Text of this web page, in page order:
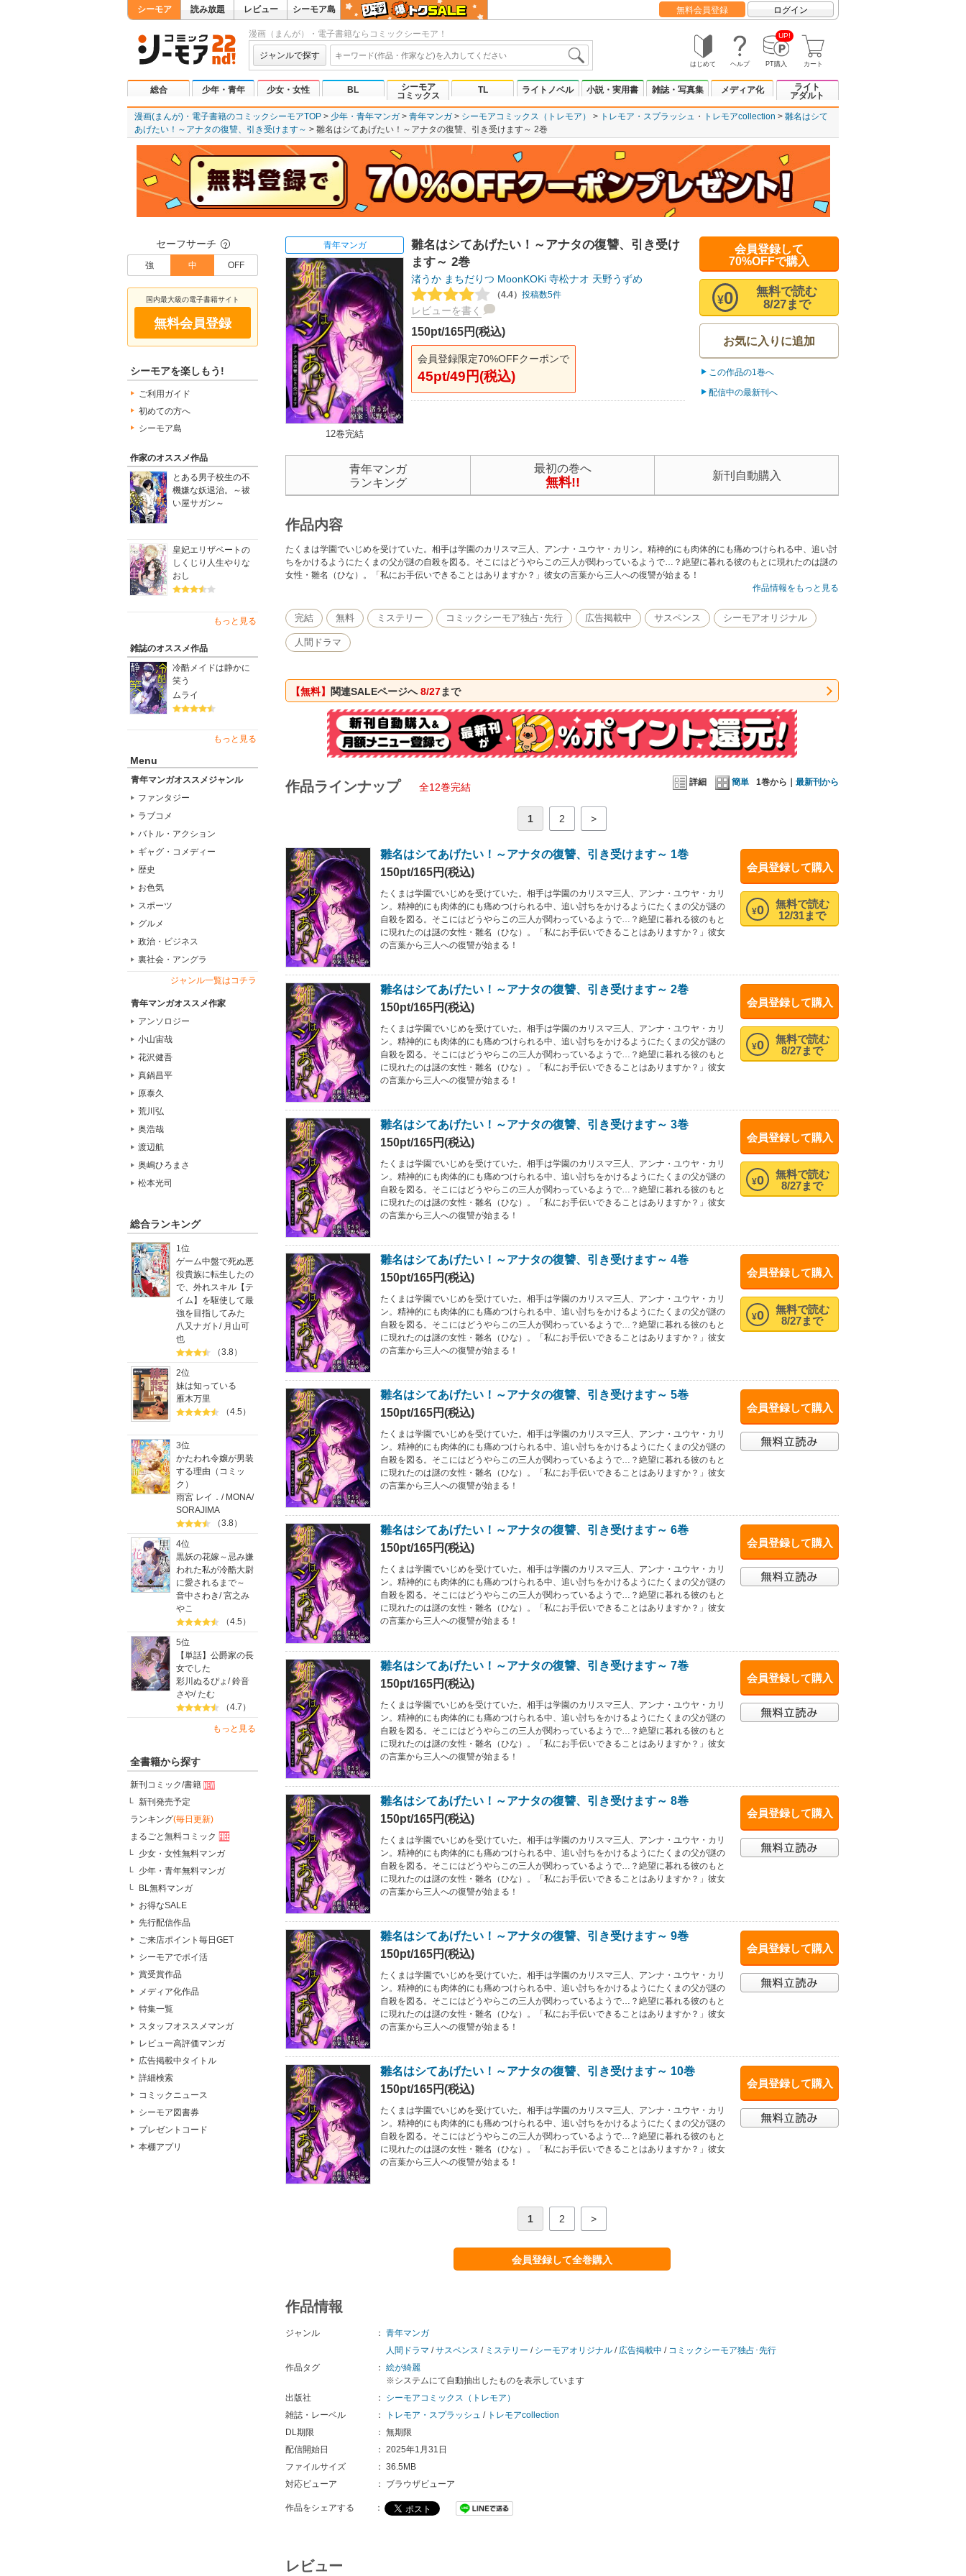
シーモア 読み放題 レビュー シーモア島 無料会員登録 ログイン
漫画（まんが）・電子書籍ならコミックシーモア！
ジャンルで探す
はじめて ヘルプ
UP!
PT購入 カート
総合 少年・青年 少女・女性 BL
シーモア
コミックス
TL ライトノベル 小説・実用書 雑誌・写真集 メディア化
ライト
アダルト
漫画(まんが)・電子書籍のコミックシーモアTOP 少年・青年マンガ 青年マンガ シーモアコミックス（トレモア） トレモア・スプラッシュ トレモアcollection
雛名はシて
あげたい！～アナタの復讐、引き受けます～
雛名はシてあげたい！～アナタの復讐、引き受けます～ 2巻
セーフサーチ ？
強 中 OFF
国内最大級の電子書籍サイト
無料会員登録
シーモアを楽しもう!
ご利用ガイド
初めての方へ
シーモア島
作家のオススメ作品
とある男子校生の不
機嫌な妖退治。～祓
い屋サガン～
皇妃エリザベートの
しくじり人生やりな
おし
もっと見る
雑誌のオススメ作品
冷酷メイドは静かに
笑う
ムライ
もっと見る
Menu
青年マンガオススメジャンル
ファンタジー
ラブコメ
バトル・アクション
ギャグ・コメディー
歴史
お色気
スポーツ
グルメ
政治・ビジネス
裏社会・アングラ
ジャンル一覧はコチラ
青年マンガオススメ作家
アンソロジー
小山宙哉
花沢健吾
真鍋昌平
原泰久
荒川弘
奥浩哉
渡辺航
奥嶋ひろまさ
松本光司
総合ランキング
1位
ゲーム中盤で死ぬ悪
役貴族に転生したの
で、外れスキル【テ
イム】を駆使して最
強を目指してみた
八又ナガト / 月山可
也
（3.8）
2位
妹は知っている
雁木万里
（4.5）
3位
かたわれ令嬢が男装
する理由（コミッ
ク）
雨宮 レイ． / MONA/
SORAJIMA
（3.8）
4位
黒妖の花嫁～忌み嫌
われた私が冷酷大尉
に愛されるまで～
音中さわき/宮之み
やこ
（4.5）
5位
【単話】公爵家の長
女でした
彩川ぬるぴょ /鈴音
さや/たむ
（4.7）
もっと見る
全書籍から探す
新刊コミック/書籍
新刊発売予定
ランキング(毎日更新)
まるごと無料コミック
少女・女性無料マンガ
少年・青年無料マンガ
BL無料マンガ
お得なSALE
先行配信作品
ご来店ポイント毎日GET
シーモアでポイ活
賞受賞作品
メディア化作品
特集一覧
スタッフオススメマンガ
レビュー高評価マンガ
広告掲載中タイトル
詳細検索
コミックニュース
シーモア図書券
プレゼントコード
本棚アプリ
青年マンガ
12巻完結
雛名はシてあげたい！～アナタの復讐、引き受け
ます～ 2巻
渚うか まちだりつ MoonKOKi 寺松ナオ 天野うずめ
（4.4） 投稿数5件
レビューを書く
150pt/165円(税込)
会員登録限定70%OFFクーポンで
45pt/49円(税込)
会員登録して
70%OFFで購入
無料で読む
8/27まで
¥0
お気に入りに追加
この作品の1巻へ
配信中の最新刊へ
青年マンガ
ランキング
最初の巻へ
無料!! 新刊自動購入
作品内容
たくまは学園でいじめを受けていた。相手は学園のカリスマ三人、アンナ・ユウヤ・カリン。精神的にも肉体的にも痛めつけられる中、追い討
ちをかけるようにたくまの父が謎の自殺を図る。そこにはどうやらこの三人が関わっているようで…？絶望に暮れる彼のもとに現れたのは謎の
女性・雛名（ひな）。「私にお手伝いできることはありますか？」彼女の言葉から三人への復讐が始まる！
作品情報をもっと見る
完結 無料 ミステリー コミックシーモア独占･先行 広告掲載中 サスペンス シーモアオリジナル
人間ドラマ
【無料】 関連SALEページへ8/27まで
詳細 簡単 1巻から｜ 最新刊から
作品ラインナップ 全12巻完結
1 2 >
会員登録して購入
無料で読む
12/31まで
¥0
雛名はシてあげたい！～アナタの復讐、引き受けます～ 1巻
150pt/165円(税込)
たくまは学園でいじめを受けていた。相手は学園のカリスマ三人、アンナ・ユウヤ・カリ
ン。精神的にも肉体的にも痛めつけられる中、追い討ちをかけるようにたくまの父が謎の
自殺を図る。そこにはどうやらこの三人が関わっているようで…？絶望に暮れる彼のもと
に現れたのは謎の女性・雛名（ひな）。「私にお手伝いできることはありますか？」彼女
の言葉から三人への復讐が始まる！
会員登録して購入
無料で読む
8/27まで
¥0
雛名はシてあげたい！～アナタの復讐、引き受けます～ 2巻
150pt/165円(税込)
たくまは学園でいじめを受けていた。相手は学園のカリスマ三人、アンナ・ユウヤ・カリ
ン。精神的にも肉体的にも痛めつけられる中、追い討ちをかけるようにたくまの父が謎の
自殺を図る。そこにはどうやらこの三人が関わっているようで…？絶望に暮れる彼のもと
に現れたのは謎の女性・雛名（ひな）。「私にお手伝いできることはありますか？」彼女
の言葉から三人への復讐が始まる！
会員登録して購入
無料で読む
8/27まで
¥0
雛名はシてあげたい！～アナタの復讐、引き受けます～ 3巻
150pt/165円(税込)
たくまは学園でいじめを受けていた。相手は学園のカリスマ三人、アンナ・ユウヤ・カリ
ン。精神的にも肉体的にも痛めつけられる中、追い討ちをかけるようにたくまの父が謎の
自殺を図る。そこにはどうやらこの三人が関わっているようで…？絶望に暮れる彼のもと
に現れたのは謎の女性・雛名（ひな）。「私にお手伝いできることはありますか？」彼女
の言葉から三人への復讐が始まる！
会員登録して購入
無料で読む
8/27まで
¥0
雛名はシてあげたい！～アナタの復讐、引き受けます～ 4巻
150pt/165円(税込)
たくまは学園でいじめを受けていた。相手は学園のカリスマ三人、アンナ・ユウヤ・カリ
ン。精神的にも肉体的にも痛めつけられる中、追い討ちをかけるようにたくまの父が謎の
自殺を図る。そこにはどうやらこの三人が関わっているようで…？絶望に暮れる彼のもと
に現れたのは謎の女性・雛名（ひな）。「私にお手伝いできることはありますか？」彼女
の言葉から三人への復讐が始まる！
会員登録して購入
雛名はシてあげたい！～アナタの復讐、引き受けます～ 5巻
150pt/165円(税込)
たくまは学園でいじめを受けていた。相手は学園のカリスマ三人、アンナ・ユウヤ・カリ
ン。精神的にも肉体的にも痛めつけられる中、追い討ちをかけるようにたくまの父が謎の
自殺を図る。そこにはどうやらこの三人が関わっているようで…？絶望に暮れる彼のもと
に現れたのは謎の女性・雛名（ひな）。「私にお手伝いできることはありますか？」彼女
の言葉から三人への復讐が始まる！
会員登録して購入
雛名はシてあげたい！～アナタの復讐、引き受けます～ 6巻
150pt/165円(税込)
たくまは学園でいじめを受けていた。相手は学園のカリスマ三人、アンナ・ユウヤ・カリ
ン。精神的にも肉体的にも痛めつけられる中、追い討ちをかけるようにたくまの父が謎の
自殺を図る。そこにはどうやらこの三人が関わっているようで…？絶望に暮れる彼のもと
に現れたのは謎の女性・雛名（ひな）。「私にお手伝いできることはありますか？」彼女
の言葉から三人への復讐が始まる！
会員登録して購入
雛名はシてあげたい！～アナタの復讐、引き受けます～ 7巻
150pt/165円(税込)
たくまは学園でいじめを受けていた。相手は学園のカリスマ三人、アンナ・ユウヤ・カリ
ン。精神的にも肉体的にも痛めつけられる中、追い討ちをかけるようにたくまの父が謎の
自殺を図る。そこにはどうやらこの三人が関わっているようで…？絶望に暮れる彼のもと
に現れたのは謎の女性・雛名（ひな）。「私にお手伝いできることはありますか？」彼女
の言葉から三人への復讐が始まる！
会員登録して購入
雛名はシてあげたい！～アナタの復讐、引き受けます～ 8巻
150pt/165円(税込)
たくまは学園でいじめを受けていた。相手は学園のカリスマ三人、アンナ・ユウヤ・カリ
ン。精神的にも肉体的にも痛めつけられる中、追い討ちをかけるようにたくまの父が謎の
自殺を図る。そこにはどうやらこの三人が関わっているようで…？絶望に暮れる彼のもと
に現れたのは謎の女性・雛名（ひな）。「私にお手伝いできることはありますか？」彼女
の言葉から三人への復讐が始まる！
会員登録して購入
雛名はシてあげたい！～アナタの復讐、引き受けます～ 9巻
150pt/165円(税込)
たくまは学園でいじめを受けていた。相手は学園のカリスマ三人、アンナ・ユウヤ・カリ
ン。精神的にも肉体的にも痛めつけられる中、追い討ちをかけるようにたくまの父が謎の
自殺を図る。そこにはどうやらこの三人が関わっているようで…？絶望に暮れる彼のもと
に現れたのは謎の女性・雛名（ひな）。「私にお手伝いできることはありますか？」彼女
の言葉から三人への復讐が始まる！
会員登録して購入
雛名はシてあげたい！～アナタの復讐、引き受けます～ 10巻
150pt/165円(税込)
たくまは学園でいじめを受けていた。相手は学園のカリスマ三人、アンナ・ユウヤ・カリ
ン。精神的にも肉体的にも痛めつけられる中、追い討ちをかけるようにたくまの父が謎の
自殺を図る。そこにはどうやらこの三人が関わっているようで…？絶望に暮れる彼のもと
に現れたのは謎の女性・雛名（ひな）。「私にお手伝いできることはありますか？」彼女
の言葉から三人への復讐が始まる！
1 2 >
会員登録して全巻購入
作品情報
ジャンル ： 青年マンガ
人間ドラマ /サスペンス / ミステリー / シーモアオリジナル / 広告掲載中 / コミックシーモア独占･先行
作品タグ
： 絵が綺麗
※システムにて自動抽出したものを表示しています
出版社
：
シーモアコミックス（トレモア）
雑誌・レーベル
： トレモア・スプラッシュ / トレモアcollection
DL期限
： 無期限
配信開始日
： 2025年1月31日
ファイルサイズ
： 36.5MB
対応ビューア
： ブラウザビューア
作品をシェアする ：
レビュー